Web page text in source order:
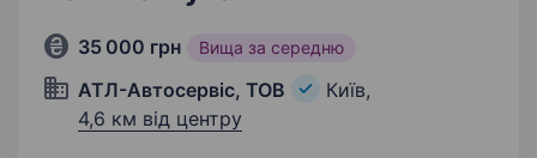
35 000 грн Вища за середню
АТЛ-Автосервіс, ТОВ
Київ,
4,6 км від центру